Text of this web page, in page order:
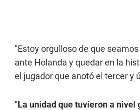
"Estoy orgulloso de que
ante Holanda y quedar en la
el jugador que anotó el tercer y
"La unidad que tuvieron a